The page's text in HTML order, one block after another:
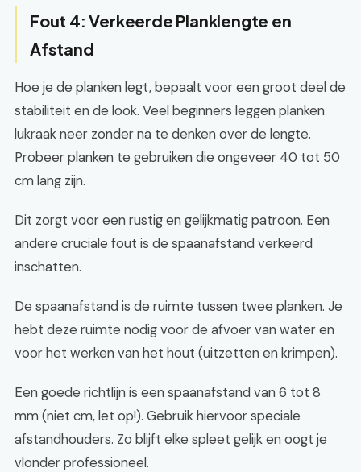
Fout 4: Verkeerde Planklengte en
Afstand
Hoe je de planken legt, bepaalt voor een groot deel de
stabiliteit en de look. Veel beginners leggen planken
lukraak neer zonder na te denken over de lengte.
Probeer planken te gebruiken die ongeveer 40 tot 50
cm lang zijn.
Dit zorgt voor een rustig en gelijkmatig patroon. Een
andere cruciale fout is de spaanafstand verkeerd
inschatten.
De spaanafstand is de ruimte tussen twee planken. Je
hebt deze ruimte nodig voor de afvoer van water en
voor het werken van het hout (uitzetten en krimpen).
Een goede richtlijn is een spaanafstand van 6 tot 8
mm (niet cm, let op!). Gebruik hiervoor speciale
afstandhouders. Zo blijft elke spleet gelijk en oogt je
vlonder professioneel.